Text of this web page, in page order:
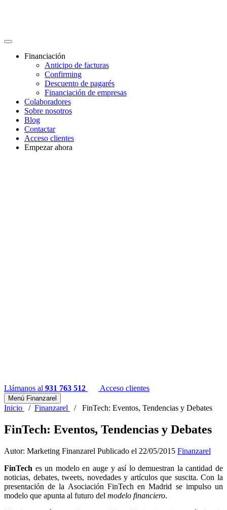
Financiación
Anticipo de facturas
Confirming
Descuento de pagarés
Financiación de empresas
Colaboradores
Sobre nosotros
Blog
Contactar
Acceso clientes
Empezar ahora
Llámanos al 931 763 512 Acceso clientes
Menú Finanzarel
Inicio / Finanzarel / FinTech: Eventos, Tendencias y Debates
FinTech: Eventos, Tendencias y Debates
Autor: Marketing Finanzarel Publicado el 22/05/2015 Finanzarel
FinTech es un modelo en auge y así lo demuestran la cantidad de
noticias, debates, tweets, novedades y artículos que suscita. Con la
presentación de la Asociación FinTech en Madrid se impulso un
modelo que apunta al futuro del modelo financiero.